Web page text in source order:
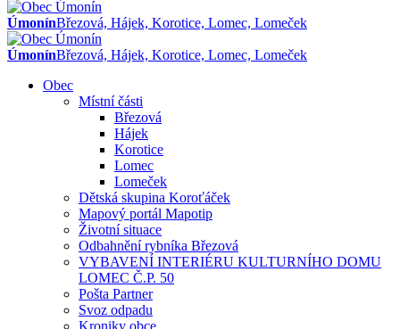
ÚmonínBřezová, Hájek, Korotice, Lomec, Lomeček
ÚmonínBřezová, Hájek, Korotice, Lomec, Lomeček
Obec
Místní části
Březová
Hájek
Korotice
Lomec
Lomeček
Dětská skupina Koroťáček
Mapový portál Mapotip
Životní situace
Odbahnění rybníka Březová
VYBAVENÍ INTERIÉRU KULTURNÍHO DOMU
LOMEC Č.P. 50
Pošta Partner
Svoz odpadu
Kroniky obce